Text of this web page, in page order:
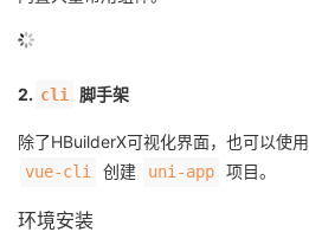
2. cli 脚手架
除了HBuilderX可视化界面，也可以使用
vue-cli 创建 uni-app 项目。
环境安装